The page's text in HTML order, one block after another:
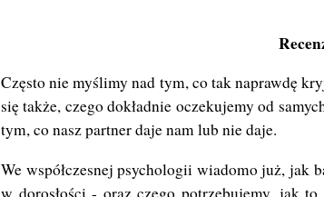
Często nie myślimy nad tym, co tak naprawdę
się także, czego dokładnie oczekujemy od
tym, co nasz partner daje nam lub nie daje.
We współczesnej psychologii wiadomo już, jak
w dorosłości - oraz czego potrzebujemy, jak